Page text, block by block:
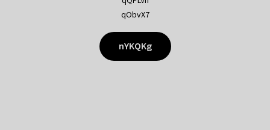
qObvX7
nYKQKg